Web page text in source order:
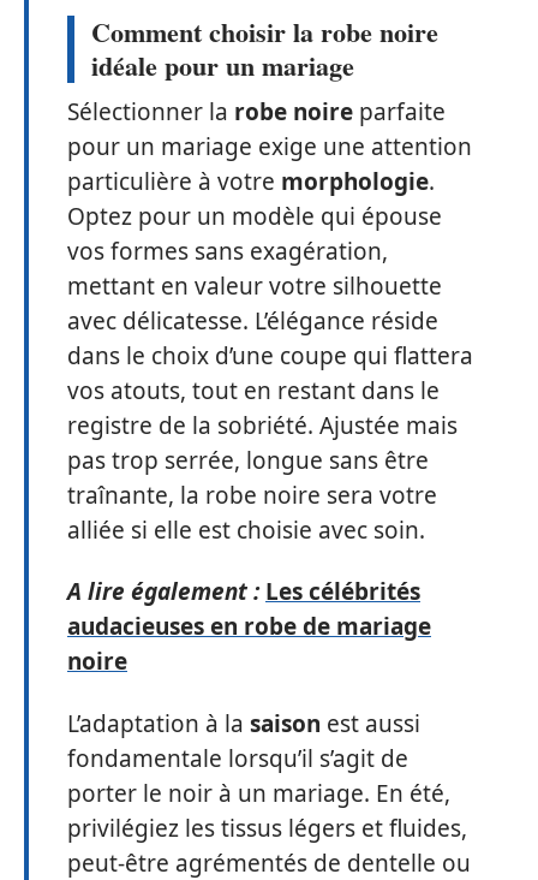
Comment choisir la robe noire
idéale pour un mariage
Sélectionner la robe noire parfaite
pour un mariage exige une attention
particulière à votre morphologie.
Optez pour un modèle qui épouse
vos formes sans exagération,
mettant en valeur votre silhouette
avec délicatesse. L’élégance réside
dans le choix d’une coupe qui flattera
vos atouts, tout en restant dans le
registre de la sobriété. Ajustée mais
pas trop serrée, longue sans être
traînante, la robe noire sera votre
alliée si elle est choisie avec soin.
A lire également : Les célébrités
audacieuses en robe de mariage
noire
L’adaptation à la saison est aussi
fondamentale lorsqu’il s’agit de
porter le noir à un mariage. En été,
privilégiez les tissus légers et fluides,
peut-être agrémentés de dentelle ou